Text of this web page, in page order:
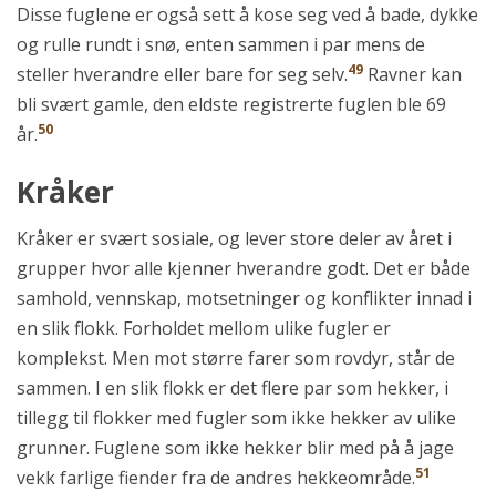
Disse fuglene er også sett å kose seg ved å bade, dykke
og rulle rundt i snø, enten sammen i par mens de
steller hverandre eller bare for seg selv.49 Ravner kan
bli svært gamle, den eldste registrerte fuglen ble 69
år.50
Kråker
Kråker er svært sosiale, og lever store deler av året i
grupper hvor alle kjenner hverandre godt. Det er både
samhold, vennskap, motsetninger og konflikter innad i
en slik flokk. Forholdet mellom ulike fugler er
komplekst. Men mot større farer som rovdyr, står de
sammen. I en slik flokk er det flere par som hekker, i
tillegg til flokker med fugler som ikke hekker av ulike
grunner. Fuglene som ikke hekker blir med på å jage
vekk farlige fiender fra de andres hekkeområde.51